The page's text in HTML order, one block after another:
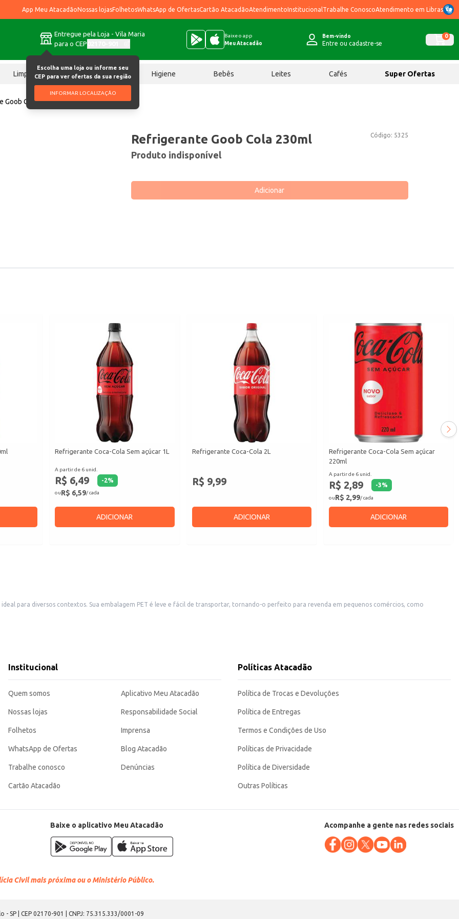
App Meu AtacadãoNossas lojasFolhetosWhatsApp de OfertasCartão AtacadãoAtendimentoInstitucional Trabalhe ConoscoAtendimento em Libras
Entregue pela Loja - Vila Maria
para o CEP
Escolha uma loja ou informe seu
CEP para ver ofertas da sua região
INFORMAR LOCALIZAÇÃO
Baixe o app
Meu Atacadão
Bem-vindo
Entre ou cadastre-se
0
Limpeza Chocolates Higiene Bebês Leites Cafés Super Ofertas
Goob Cola 230ml
Código: 5325
Refrigerante Goob Cola 230ml
Produto indisponível
Adicionar
Refrigerante Coca-Cola Sem açúcar 1L
A partir de 6 unid.
R$ 6,49 -2%
ouR$ 6,59/ cada
ADICIONAR
Refrigerante Coca-Cola 2L
R$ 9,99
ADICIONAR
Refrigerante Coca-Cola Sem açúcar
220ml
A partir de 6 unid.
R$ 2,89 -3%
ouR$ 2,99/ cada
ADICIONAR
o perfeito para revenda em pequenos comércios, como
de fácil manuseio e armazenamento. Sua praticidade e versatilidade o tornam uma escolha eficiente para diversos públicos, desde o consumidor final
Institucional
Quem somos
Nossas lojas
Folhetos
WhatsApp de Ofertas
Trabalhe conosco
Cartão Atacadão
Aplicativo Meu Atacadão
Responsabilidade Social
Imprensa
Blog Atacadão
Denúncias
Políticas Atacadão
Política de Trocas e Devoluções
Política de Entregas
Termos e Condições de Uso
Políticas de Privacidade
Política de Diversidade
Outras Políticas
Baixe o aplicativo Meu Atacadão Acompanhe a gente nas redes sociais
Civil mais próxima ou o Ministério Público.
SP | CEP 02170-901 | CNPJ: 75.315.333/0001-09